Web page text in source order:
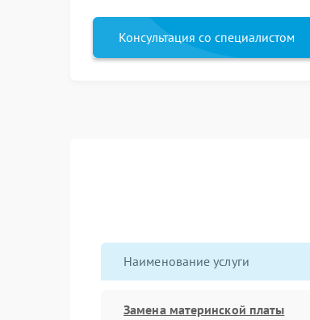
Консультация со специалистом
Наименование услуги
Замена материнской платы